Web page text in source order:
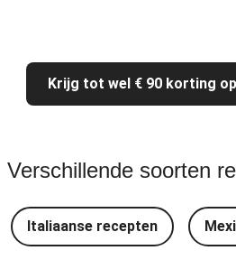
Krijg tot wel € 90 korting
Verschillende soorten
Italiaanse recepten